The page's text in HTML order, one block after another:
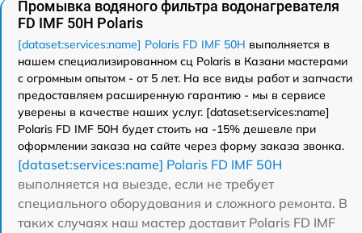
Промывка водяного фильтра водонагревателя
FD IMF 50H Polaris
[dataset:services:name] Polaris FD IMF 50H выполняется в
нашем специализированном сц Polaris в Казани мастерами
с огромным опытом - от 5 лет. На все виды работ и запчасти
предоставляем расширенную гарантию - мы в сервисе
уверены в качестве наших услуг. [dataset:services:name]
Polaris FD IMF 50H будет стоить на -15% дешевле при
оформлении заказа на сайте через форму заказа звонка.
[dataset:services:name] Polaris FD IMF 50H
выполняется на выезде, если не требует
специального оборудования и сложного ремонта. В
таких случаях наш мастер доставит Polaris FD IMF